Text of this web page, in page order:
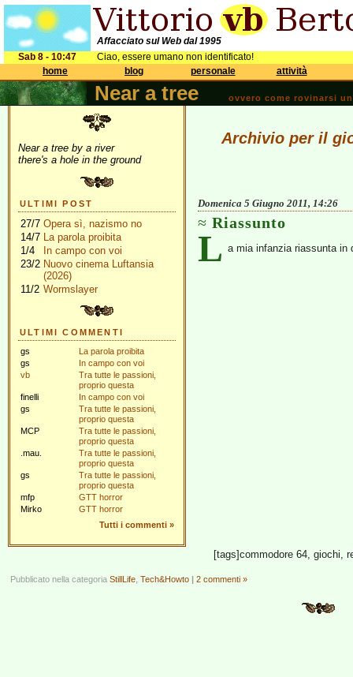
Affacciato sul Web dal 1995
Sab 8 - 10:47
Ciao, essere umano non identificato!
home
blog personale attività
Near a tree ovvero come rovinarsi
Near a tree by a river
there's a hole in the ground
ULTIMI POST
27/7 Opera sì, nazismo no
14/7 La parola proibita
1/4
In campo con voi
23/2 Nuovo cinema Luftansia
(2026)
11/2 Wormslayer
ULTIMI COMMENTI
gs
La parola proibita
gs
In campo con voi
vb
Tra tutte le passioni,
proprio questa
finelli
In campo con voi
gs
Tra tutte le passioni,
proprio questa
MCP
Tra tutte le passioni,
proprio questa
.mau.
Tra tutte le passioni,
proprio questa
gs
Tra tutte le passioni,
proprio questa
mfp
GTT horror
Mirko
GTT horror
Tutti i commenti »
Archivio per il
Domenica 5 Giugno 2011, 14:26
Riassunto
L a mia infanzia riassunta in
[tags]commodore 64, giochi,
Pubblicato nella categoria StillLife Tech&Howto | 2 commenti »